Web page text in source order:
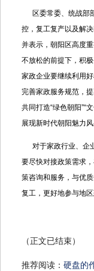
区委常委、统战部
控，复工复产以及解
并表示，朝阳区高度
不放松的前提下，积
家政企业要继续利用
完善家政服务规范，
共同打造“绿色朝阳”“
展现新时代朝阳魅力风
对于家政行业、企
要尽快对接政策需求
策咨询和服务，与优
复工，更好地参与地
（正文已结束）
推荐阅读： 硬盘的